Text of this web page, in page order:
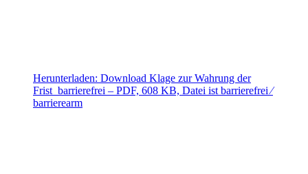
Herunterladen: Download Klage zur Wahrung der
Frist_barrierefrei – PDF, 608 KB, Datei ist barrierefrei ⁄
barrierearm